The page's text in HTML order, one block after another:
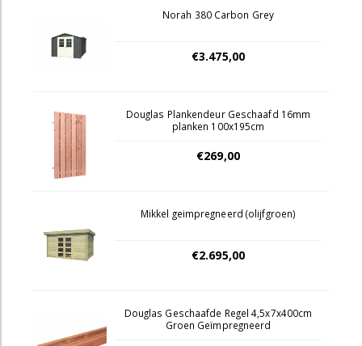
Norah 380 Carbon Grey
€3.475,00
Douglas Plankendeur Geschaafd 16mm
planken 100x195cm
€269,00
Mikkel geimpregneerd (olijfgroen)
€2.695,00
Douglas Geschaafde Regel 4,5x7x400cm
Groen Geïmpregneerd